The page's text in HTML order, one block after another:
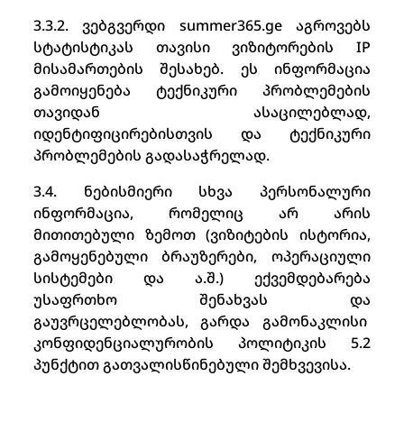
3.3.2. ვებგვერდი summer365.ge აგროვებს
სტატისტიკას თავისი ვიზიტორების IP
მისამართების შესახებ. ეს ინფორმაცია
გამოიყენება ტექნიკური პრობლემების
თავიდან ასაცილებლად,
იდენტიფიცირებისთვის და ტექნიკური
პრობლემების გადასაჭრელად.
3.4. ნებისმიერი სხვა პერსონალური
ინფორმაცია, რომელიც არ არის
მითითებული ზემოთ (ვიზიტების ისტორია,
გამოყენებული ბრაუზერები, ოპერაციული
სისტემები და ა.შ.) ექვემდებარება
უსაფრთხო შენახვას და
გაუვრცელებლობას, გარდა გამონაკლისი
კონფიდენციალურობის პოლიტიკის 5.2
პუნქტით გათვალისწინებული შემხვევისა.